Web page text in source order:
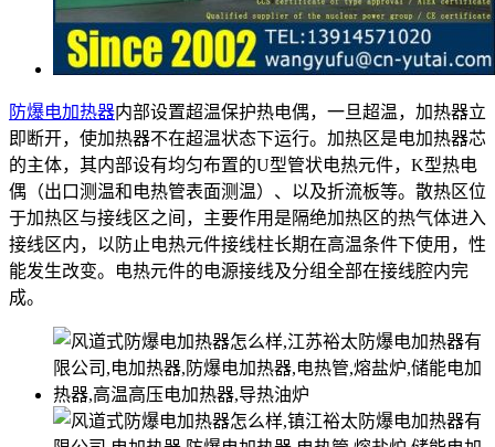
防爆电加热器内部设置超温保护热电偶，一旦超温，加热器立
即断开，使加热器不在超温状态下运行。加热区是电加热器芯
的主体，其内部设有均匀布置的U型管状电热元件，K型热电
偶（出口测温和电热管表面测温）、以及折流板等。散热区位
于加热区与接线区之间，主要作用是隔绝加热区的热气体进入
接线区内，以防止电热元件接线柱长期在高温条件下使用，性
能发生改变。电热元件的电源接线及分组全部在接线腔内完
成。